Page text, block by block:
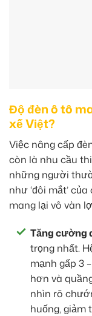
Độ đèn ô tô
xế Việt?
Việc nâng cấp
còn là nhu cầu
những người
như ‘đôi mắt’
mang lại vô vàn
Tăng cường
trọng nhất.
mạnh gấp 3
hơn và
nhìn rõ
huống, giảm